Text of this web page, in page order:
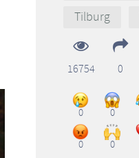
Tilburg
16754 0
0 0
0 0